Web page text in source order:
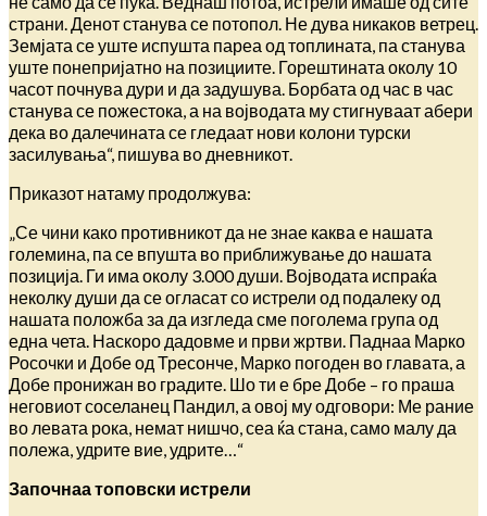
страни. Денот станува се потопол. Не дува никаков ветрец.
Земјата се уште испушта пареа од топлината, па станува
уште понепријатно на позициите. Горештината околу 10
часот почнува дури и да задушува. Борбата од час в час
станува се пожестока, а на војводата му стигнуваат абери
дека во далечината се гледаат нови колони турски
засилувања“, пишува во дневникот.
Приказот натаму продолжува:
„Се чини како противникот да не знае каква е нашата
големина, па се впушта во приближување до нашата
позиција. Ги има околу 3.000 души. Војводата испраќа
неколку души да се огласат со истрели од подалеку од
нашата положба за да изгледа сме поголема група од
една чета. Наскоро дадовме и први жртви. Паднаа Марко
Росочки и Добе од Тресонче, Марко погоден во главата, а
Добе пронижан во градите. Шо ти е бре Добе – го праша
неговиот соселанец Пандил, а овој му одговори: Ме рание
во левата рока, немат нишчо, сеа ќа стана, само малу да
полежа, удрите вие, удрите…“
Започнаа топовски истрели